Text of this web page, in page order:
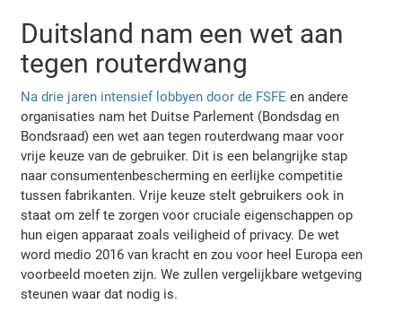
Duitsland nam een wet aan
tegen routerdwang
Na drie jaren intensief lobbyen door de FSFE en andere
organisaties nam het Duitse Parlement (Bondsdag en
Bondsraad) een wet aan tegen routerdwang maar voor
vrije keuze van de gebruiker. Dit is een belangrijke stap
naar consumentenbescherming en eerlijke competitie
tussen fabrikanten. Vrije keuze stelt gebruikers ook in
staat om zelf te zorgen voor cruciale eigenschappen op
hun eigen apparaat zoals veiligheid of privacy. De wet
word medio 2016 van kracht en zou voor heel Europa een
voorbeeld moeten zijn. We zullen vergelijkbare wetgeving
steunen waar dat nodig is.